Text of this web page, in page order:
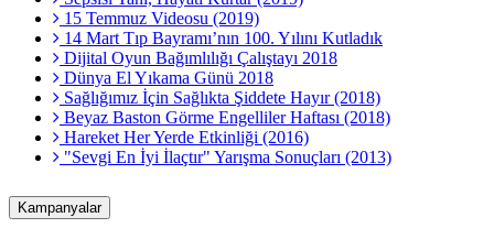
15 Temmuz Videosu (2019)
14 Mart Tıp Bayramı’nın 100. Yılını Kutladık
Dijital Oyun Bağımlılığı Çalıştayı 2018
Dünya El Yıkama Günü 2018
Sağlığımız İçin Sağlıkta Şiddete Hayır (2018)
Beyaz Baston Görme Engelliler Haftası (2018)
Hareket Her Yerde Etkinliği (2016)
"Sevgi En İyi İlaçtır" Yarışma Sonuçları (2013)
Kampanyalar